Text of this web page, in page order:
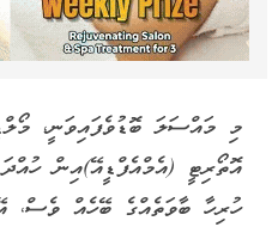
މި މައްސަލަ ބޮޑުވެފައިވަނީ،
އޮތޯރިޓީ (އެމްއެފްޑީއޭ)އިން